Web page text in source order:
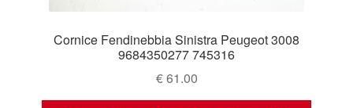
Cornice Fendinebbia Sinistra Peugeot 3008
9684350277 745316
€61.00